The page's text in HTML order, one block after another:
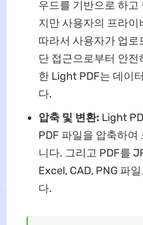
우드를 기반으로 하고
지만 사용자의 프라
따라서 사용자가 업로
단 접근으로부터 안
한 Light PDF는 데이
다.
압축 및 변환: Light
PDF 파일을 압축하여
니다. 그리고 PDF를
Excel, CAD, PNG 파
다.